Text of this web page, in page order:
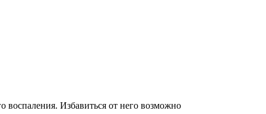
воспаления. Избавиться от него возможно